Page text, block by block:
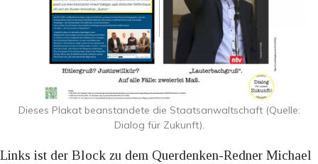
Dieses Plakat beanstandete die Staatsanwaltschaft (Quelle:
Dialog für Zukunft).
Links ist der Block zu dem Querdenken-Redner Michael